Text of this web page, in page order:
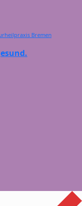
Bremen